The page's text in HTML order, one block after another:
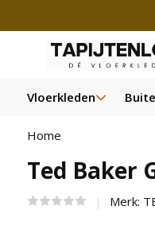
Vloerkleden
Home
Ted Baker
Merk: